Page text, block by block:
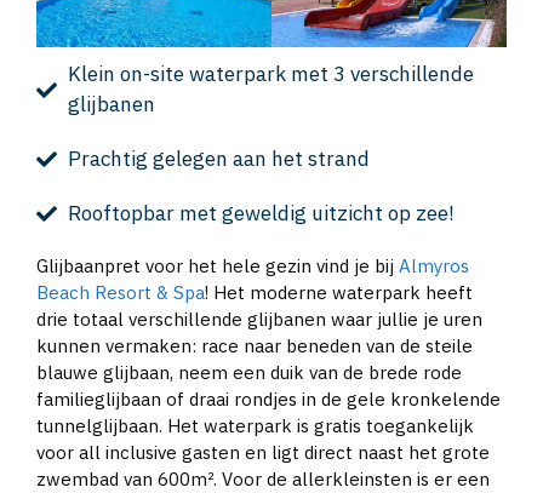
Klein on-site waterpark met 3 verschillende
glijbanen
Prachtig gelegen aan het strand
Rooftopbar met geweldig uitzicht op zee!
Glijbaanpret voor het hele gezin vind je bij Almyros
Beach Resort & Spa! Het moderne waterpark heeft
drie totaal verschillende glijbanen waar jullie je uren
kunnen vermaken: race naar beneden van de steile
blauwe glijbaan, neem een duik van de brede rode
familieglijbaan of draai rondjes in de gele kronkelende
tunnelglijbaan. Het waterpark is gratis toegankelijk
voor all inclusive gasten en ligt direct naast het grote
zwembad van 600m². Voor de allerkleinsten is er een